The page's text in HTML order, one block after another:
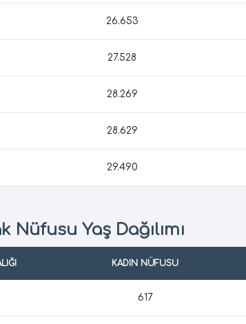
26.653
27.528
28.269
28.629
29.490
Nüfusu Yaş Dağılımı
KADIN NÜFUSU
617